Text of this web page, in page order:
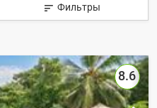
Фильтры
8.6